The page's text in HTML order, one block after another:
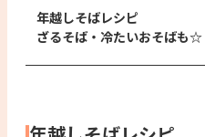
年越しそばレシピ
ざるそば・冷たいおそばも☆